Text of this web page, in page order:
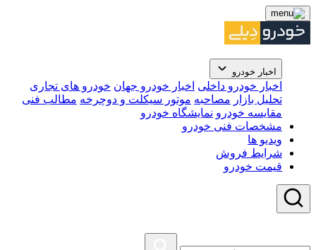
اخبار خودرو
اخبار خودرو داخلی اخبار خودرو جهان خودرو های تجاری
تحلیل بازار مصاحبه موتور سیکلت و دوچرخه مطالب فنی
مقایسه خودرو نمایشگاه خودرو
مشخصات فنی خودرو
ویدیو ها
شرایط فروش
قیمت خودرو